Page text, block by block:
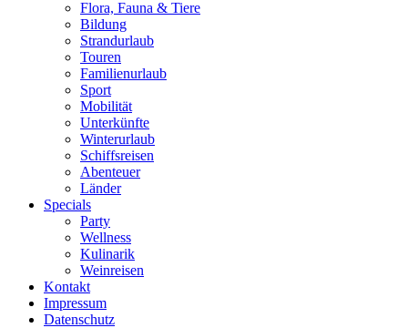
Flora, Fauna & Tiere
Bildung
Strandurlaub
Touren
Familienurlaub
Sport
Mobilität
Unterkünfte
Winterurlaub
Schiffsreisen
Abenteuer
Länder
Specials
Party
Wellness
Kulinarik
Weinreisen
Kontakt
Impressum
Datenschutz